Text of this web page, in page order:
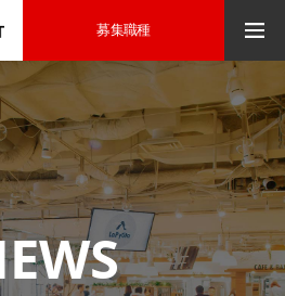
募集職種